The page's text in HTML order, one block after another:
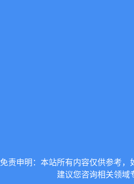
免责申明：本站所有内容仅供参考，
建议您咨询相关领域